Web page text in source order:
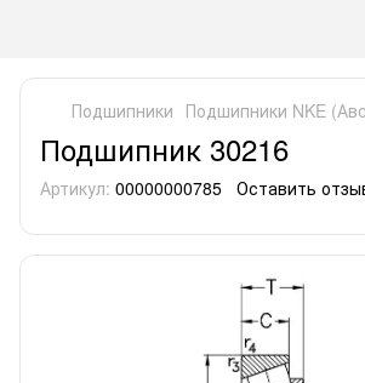
Подшипники Подшипники NKE
Подшипник 30216
Артикул: 00000000785 Оставить